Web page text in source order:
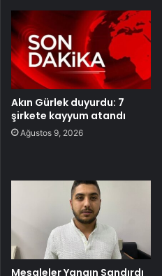
Akın Gürlek duyurdu: 7
şirkete kayyum atandı
Ağustos 9, 2026
Meşaleler Yangın Sandırdı